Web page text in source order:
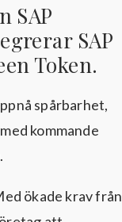
SAP
SAP
Token.
spårbarhet,
kommande
ökade krav från